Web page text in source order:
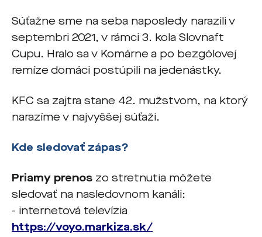
Súťažne sme na seba naposledy narazili v
septembri 2021, v rámci 3. kola Slovnaft
Cupu. Hralo sa v Komárne a po bezgólovej
remíze domáci postúpili na jedenástky.
KFC sa zajtra stane 42. mužstvom, na ktorý
narazíme v najvyššej súťaži.
Kde sledovať zápas?
Priamy prenos zo stretnutia môžete
sledovať na nasledovnom kanáli:
- internetová televízia
https://voyo.markiza.sk/